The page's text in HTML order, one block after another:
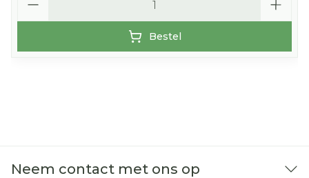
Bestel
Neem contact met ons op